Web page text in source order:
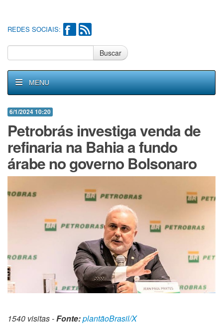
REDES SOCIAIS:
Buscar
MENU
6/1/2024 10:20
Petrobrás investiga venda de
refinaria na Bahia a fundo
árabe no governo Bolsonaro
1540 visitas -Fonte:plantãoBrasil/X